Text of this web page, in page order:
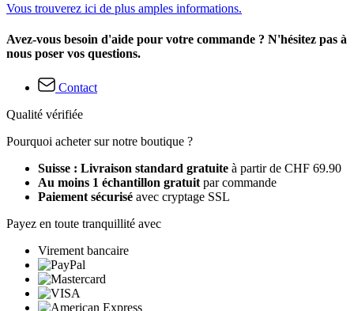
Vous trouverez ici de plus amples informations.
Avez-vous besoin d'aide pour votre commande ? N'hésitez pas à
nous poser vos questions.
Contact
Qualité vérifiée
Pourquoi acheter sur notre boutique ?
Suisse : Livraison standard gratuite à partir de CHF 69.90
Au moins 1 échantillon gratuit par commande
Paiement sécurisé avec cryptage SSL
Payez en toute tranquillité avec
Virement bancaire